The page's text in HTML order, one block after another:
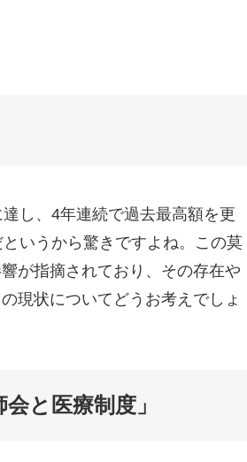
し、4年連続で過去最高額を更
いうから驚きですよね。この莫
が指摘されており、その存在や
現状についてどうお考えでしょ
と医療制度」